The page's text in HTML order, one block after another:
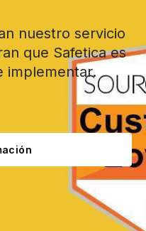
nuestro servicio
que Safetica es
implementar.